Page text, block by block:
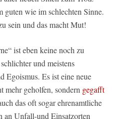
guten wie im schlechten Sinne.
sein und das macht Mut!
ist eben keine noch zu
und meistens
Egoismus. Es ist eine neue
mehr geholfen, sondern gegafft
das oft sogar ehrenamtliche
an Unfall-und Einsatzorten